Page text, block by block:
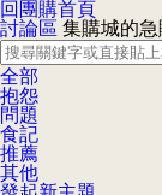
回團購首頁
討論區 集購城的
全部
抱怨
問題
食記
推薦
其他